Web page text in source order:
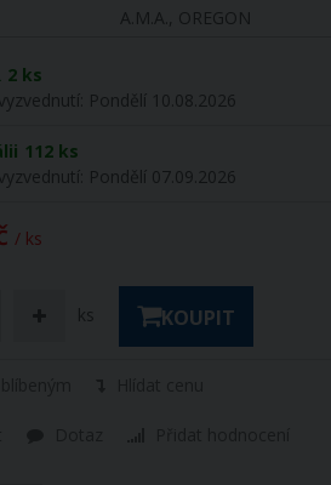
A.M.A., OREGON
2 ks
Pondělí 10.08.2026
112 ks
Pondělí 07.09.2026
/ ks
ks KOUPIT